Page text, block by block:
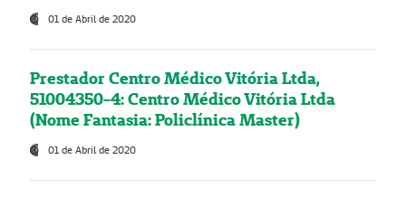
01 de Abril de 2020
Prestador Centro Médico Vitória Ltda,
51004350-4: Centro Médico Vitória Ltda
(Nome Fantasia: Policlínica Master)
01 de Abril de 2020